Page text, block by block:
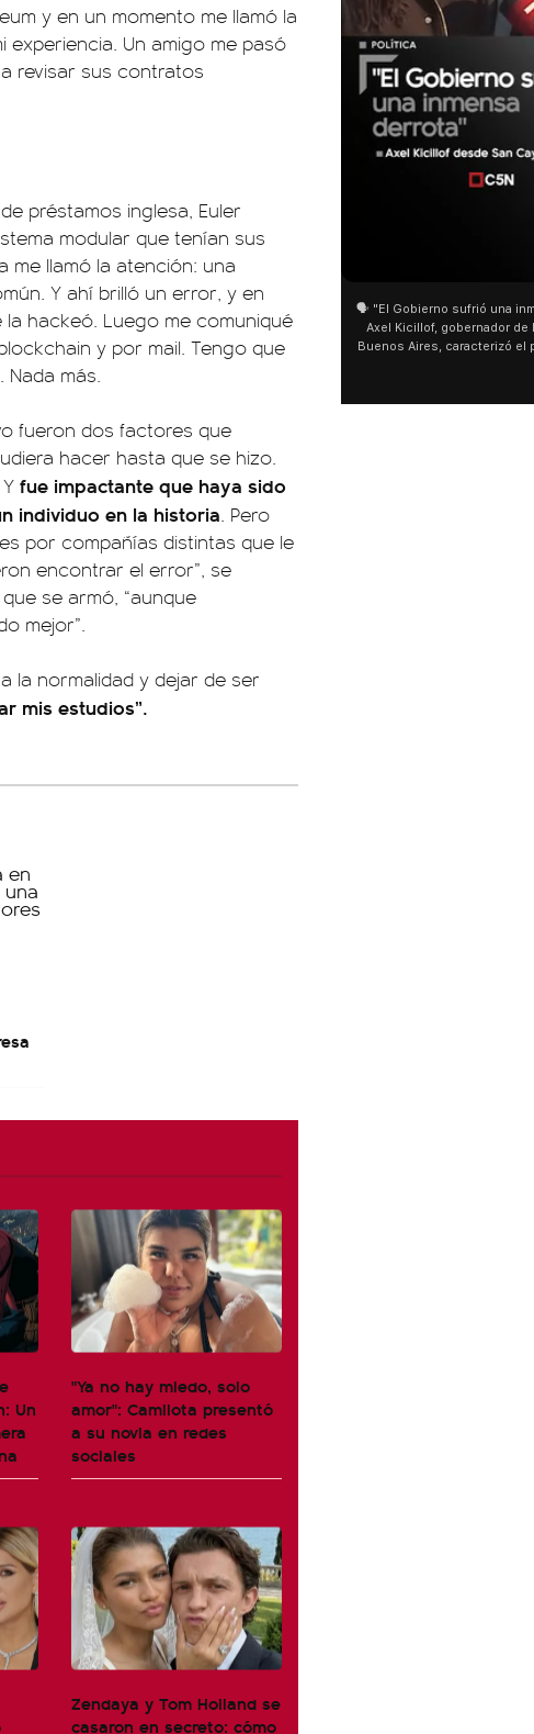
y en un momento me llamó la
experiencia. Un amigo me pasó
revisar sus contratos
préstamos inglesa, Euler
modular que tenían sus
me llamó la atención: una
Y ahí brilló un error, y en
hackeó. Luego me comuniqué
y por mail. Tengo que
más.
fueron dos factores que
hacer hasta que se hizo.
fue impactante que haya sido
individuo en la historia. Pero
por compañías distintas que le
encontrar el error”, se
se armó, “aunque
mejor”.
la normalidad y dejar de ser
mis estudios”.
Un
"Ya no hay miedo, solo
amor": Camilota presentó
a su novia en redes
sociales
Zendaya y Tom Holland se
casaron en secreto: cómo
01:05
🗣️ "El Gobierno sufrió una inmensa derrota" 🎙️
Axel Kicillof, gobernador de la Provincia de
Buenos Aires, caracterizó el proyecto de Ley
como "una lista sábana con temas nefastos"
declaración fue desde el santuario de San
Cayetano, donde también advirtió que "la
sociedad no solo sufre porque no llega sino
que también está endeudada".
San Cayetano: Jorge
miles de peregrinos en
de Buenos Aires
agua y soportó las
últimos días: "Son